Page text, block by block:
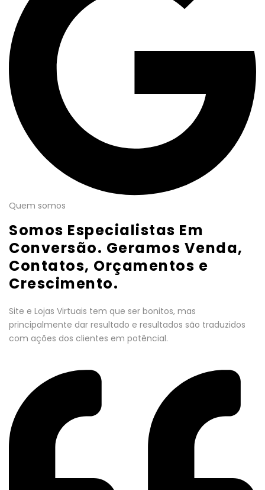
Quem somos
Somos Especialistas Em
Conversão. Geramos Venda,
Contatos, Orçamentos e
Crescimento.
Site e Lojas Virtuais tem que ser bonitos, mas
principalmente dar resultado e resultados são traduzidos
com ações dos clientes em potêncial.